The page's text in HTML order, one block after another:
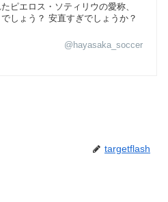
ピエロス・ソティリウの愛称、
しょう？ 安直すぎでしょうか？
@hayasaka_soccer
targetflash